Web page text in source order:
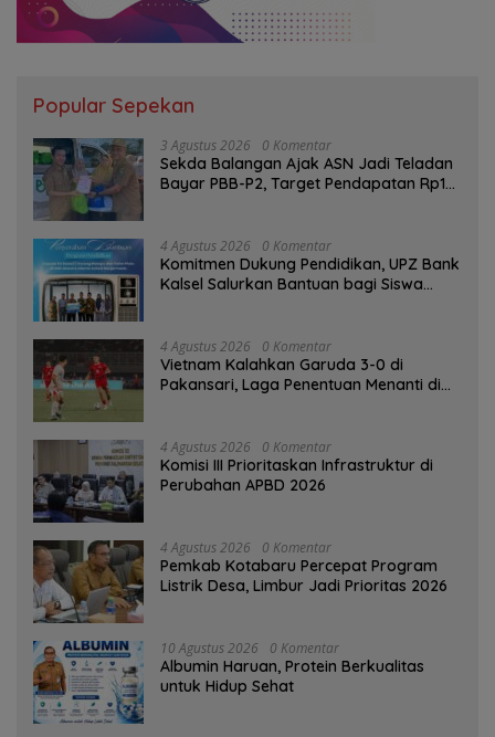
Popular Sepekan
3 Agustus 2026 0 Komentar
Sekda Balangan Ajak ASN Jadi Teladan
Bayar PBB-P2, Target Pendapatan Rp1
4 Agustus 2026 0 Komentar
Komitmen Dukung Pendidikan, UPZ Bank
Kalsel Salurkan Bantuan bagi Siswa
4 Agustus 2026 0 Komentar
Vietnam Kalahkan Garuda 3-0 di
Pakansari, Laga Penentuan Menanti di
4 Agustus 2026 0 Komentar
‎Komisi III Prioritaskan Infrastruktur di
Perubahan APBD 2026
4 Agustus 2026 0 Komentar
Pemkab Kotabaru Percepat Program
Listrik Desa, Limbur Jadi Prioritas 2026
10 Agustus 2026 0 Komentar
Albumin Haruan, Protein Berkualitas
untuk Hidup Sehat